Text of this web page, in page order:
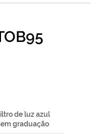
PROCURAR
de luz azul
graduação